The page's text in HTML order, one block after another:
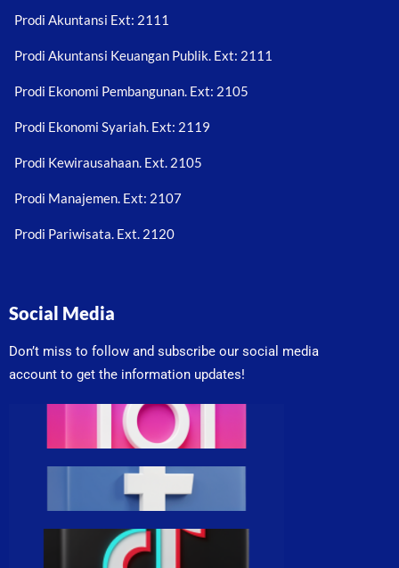
Prodi Akuntansi Ext: 2111
Prodi Akuntansi Keuangan Publik. Ext: 2111
Prodi Ekonomi Pembangunan. Ext: 2105
Prodi Ekonomi Syariah. Ext: 2119
Prodi Kewirausahaan. Ext. 2105
Prodi Manajemen. Ext: 2107
Prodi Pariwisata. Ext. 2120
Social Media
Don’t miss to follow and subscribe our social media
account to get the information updates!